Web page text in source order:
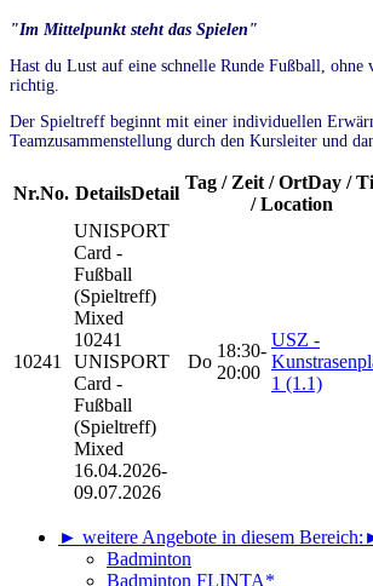
"Im Mittelpunkt steht das Spielen"
Hast du Lust auf eine schnelle Runde Fußball,
richtig.
Der Spieltreff beginnt mit einer individuellen
Teamzusammenstellung durch den Kursleiter und
Nr.No. DetailsDetail
Tag / Zeit / OrtDay /
/ Location
10241
UNISPORT
Card -
Fußball
(Spieltreff)
Mixed
10241
UNISPORT
Card -
Fußball
(Spieltreff)
Mixed
16.04.2026-
09.07.2026
Do
18:30-
20:00
USZ -
1 (1.1)
► weitere Angebote in diesem Bereich:
Badminton
Badminton FLINTA*